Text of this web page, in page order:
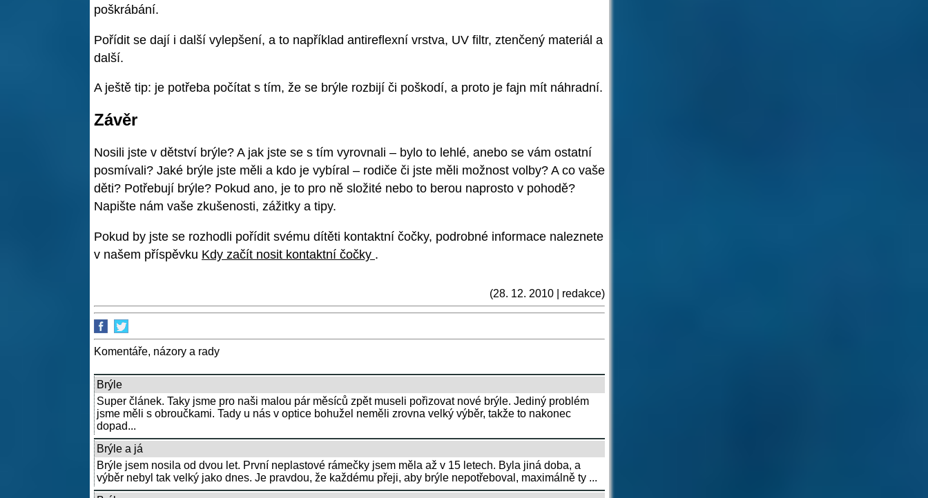
poškrábání.
Pořídit se dají i další vylepšení, a to například antireflexní vrstva, UV filtr, ztenčený materiál a
další.
A ještě tip: je potřeba počítat s tím, že se brýle rozbijí či poškodí, a proto je fajn mít náhradní.
Závěr
Nosili jste v dětství brýle? A jak jste se s tím vyrovnali – bylo to lehlé, anebo se vám ostatní
posmívali? Jaké brýle jste měli a kdo je vybíral – rodiče či jste měli možnost volby? A co vaše
děti? Potřebují brýle? Pokud ano, je to pro ně složité nebo to berou naprosto v pohodě?
Napište nám vaše zkušenosti, zážitky a tipy.
Pokud by jste se rozhodli pořídit svému dítěti kontaktní čočky, podrobné informace naleznete
v našem příspěvku Kdy začít nosit kontaktní čočky .
(28. 12. 2010 | redakce)
Komentáře, názory a rady
Brýle
Super článek. Taky jsme pro naši malou pár měsíců zpět museli pořizovat nové brýle. Jediný problém
jsme měli s obroučkami. Tady u nás v optice bohužel neměli zrovna velký výběr, takže to nakonec
dopad...
Brýle a já
Brýle jsem nosila od dvou let. První neplastové rámečky jsem měla až v 15 letech. Byla jiná doba, a
výběr nebyl tak velký jako dnes. Je pravdou, že každému přeji, aby brýle nepotřeboval, maximálně ty ...